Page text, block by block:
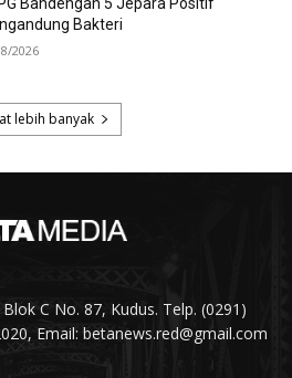
C No. 87, Kudus. Telp. (0291)
Email: betanews.red@gmail.com